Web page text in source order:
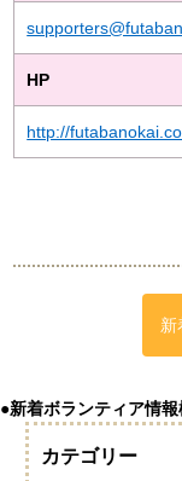
HP
http://
新
●新着ボランティア情
カテゴリー